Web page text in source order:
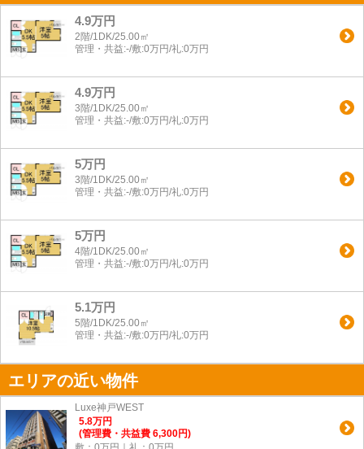
4.9万円
2階/1DK/25.00㎡
管理・共益:-/敷:0万円/礼:0万円
4.9万円
3階/1DK/25.00㎡
管理・共益:-/敷:0万円/礼:0万円
5万円
3階/1DK/25.00㎡
管理・共益:-/敷:0万円/礼:0万円
5万円
4階/1DK/25.00㎡
管理・共益:-/敷:0万円/礼:0万円
5.1万円
5階/1DK/25.00㎡
管理・共益:-/敷:0万円/礼:0万円
エリアの近い物件
Luxe神戸WEST
5.8万円
(管理費・共益費 6,300円)